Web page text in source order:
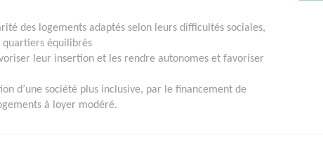
des logements adaptés selon leurs difficultés sociales,
quartiers équilibrés
leur insertion et les rendre autonomes et favoriser
d’une société plus inclusive, par le financement de
à loyer modéré.